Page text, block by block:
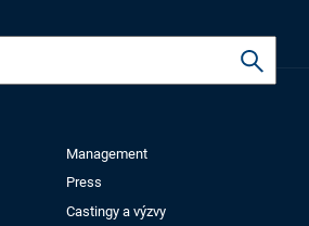
Management
Press
Castingy a výzvy